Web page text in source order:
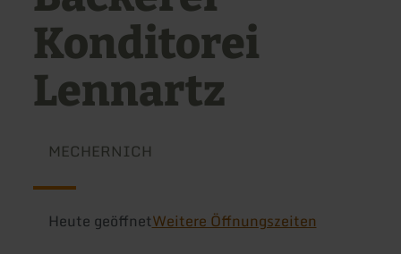
Konditorei
Lennartz
MECHERNICH
Heute geöffnetWeitere Öffnungszeiten